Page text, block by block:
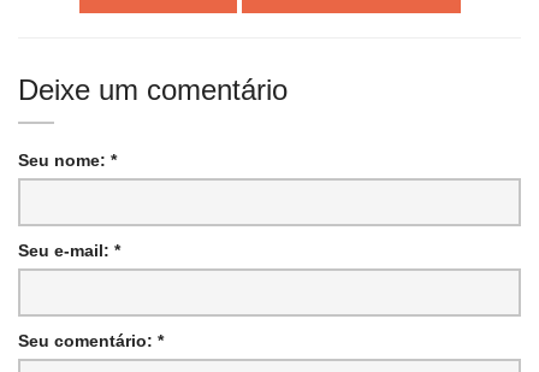
Deixe um comentário
Seu nome: *
Seu e-mail: *
Seu comentário: *